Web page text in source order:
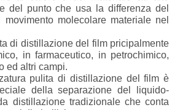
del punto che usa la differenza del
molecolare materiale nel
di distillazione del film pricipalmente
in farmaceutico, in petrochimico,
ed altri campi.
pulita di distillazione del film è
della separazione del liquido-
distillazione tradizionale che conta